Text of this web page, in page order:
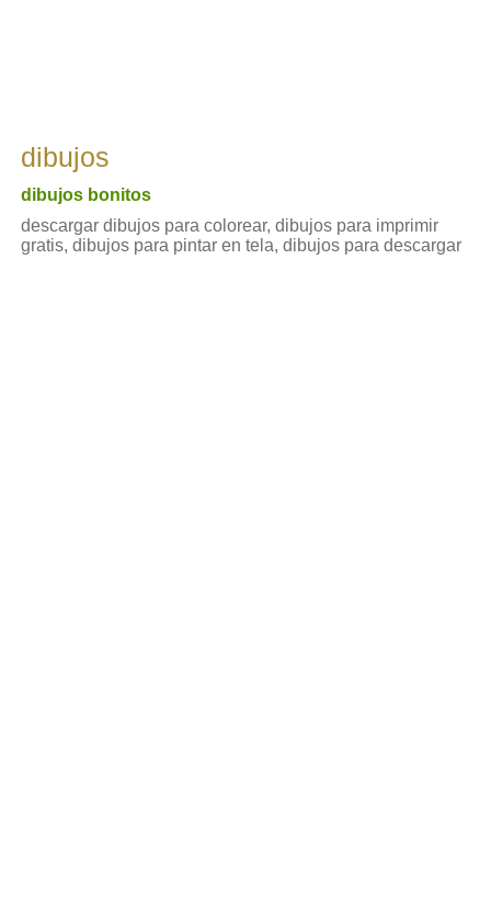
dibujos
dibujos bonitos
descargar dibujos para colorear, dibujos para imprimir
gratis, dibujos para pintar en tela, dibujos para descargar